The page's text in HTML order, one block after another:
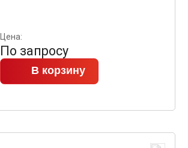
Цена:
По запросу
В корзину